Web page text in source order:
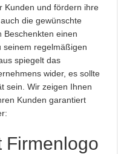
Kunden und fördern ihre
die gewünschte
Beschenkten einen
seinem regelmäßigen
spiegelt das
wider, es sollte
sein. Wir zeigen Ihnen
Kunden garantiert